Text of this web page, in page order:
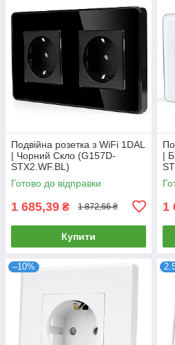
Подвійна розетка з WiFi 1DAL
| Чорний Скло (G157D-
STX2.WF.BL)
Готово до відправки
1 685,39 ₴ 1 872,66 ₴
Купити
|
1
–10%